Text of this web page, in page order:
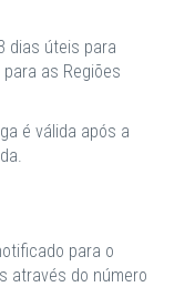
dias úteis para
as Regiões
é válida após a
para o
através do número